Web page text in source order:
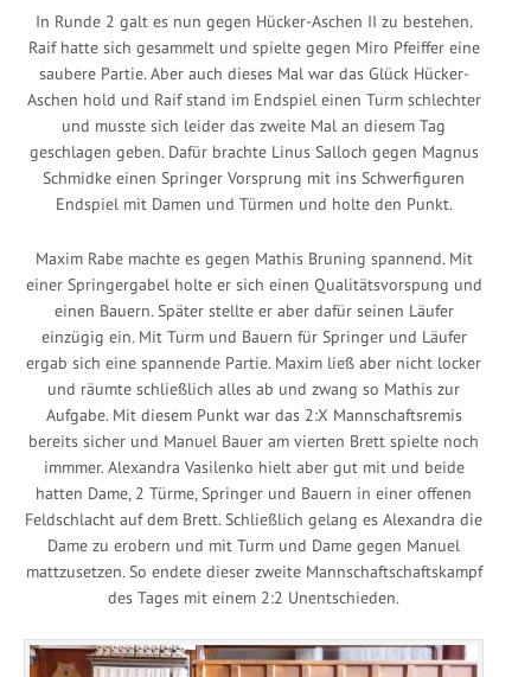
In Runde 2 galt es nun gegen Hücker-Aschen II zu bestehen.
Raif hatte sich gesammelt und spielte gegen Miro Pfeiffer eine
saubere Partie. Aber auch dieses Mal war das Glück Hücker-
Aschen hold und Raif stand im Endspiel einen Turm schlechter
und musste sich leider das zweite Mal an diesem Tag
geschlagen geben. Dafür brachte Linus Salloch gegen Magnus
Schmidke einen Springer Vorsprung mit ins Schwerfiguren
Endspiel mit Damen und Türmen und holte den Punkt.
Maxim Rabe machte es gegen Mathis Bruning spannend. Mit
einer Springergabel holte er sich einen Qualitätsvorspung und
einen Bauern. Später stellte er aber dafür seinen Läufer
einzügig ein. Mit Turm und Bauern für Springer und Läufer
ergab sich eine spannende Partie. Maxim ließ aber nicht locker
und räumte schließlich alles ab und zwang so Mathis zur
Aufgabe. Mit diesem Punkt war das 2:X Mannschaftsremis
bereits sicher und Manuel Bauer am vierten Brett spielte noch
immmer. Alexandra Vasilenko hielt aber gut mit und beide
hatten Dame, 2 Türme, Springer und Bauern in einer offenen
Feldschlacht auf dem Brett. Schließlich gelang es Alexandra die
Dame zu erobern und mit Turm und Dame gegen Manuel
mattzusetzen. So endete dieser zweite Mannschaftschaftskampf
des Tages mit einem 2:2 Unentschieden.